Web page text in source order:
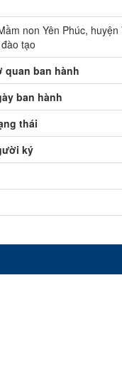
non Yên Phúc,
tạo
quan ban hành
ban hành
thái
ký